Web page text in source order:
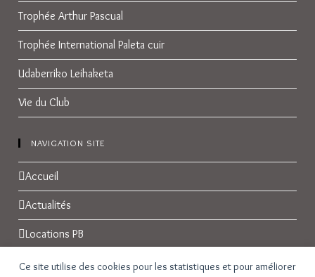
Ce site utilise des cookies pour les statistiques et pour améliorer
Trophée Arthur Pascual
Trophée International Paleta cuir
Udaberriko Leihaketa
Vie du Club
NAVIGATION SITE
Accueil
Actualités
Locations PB
Réservations